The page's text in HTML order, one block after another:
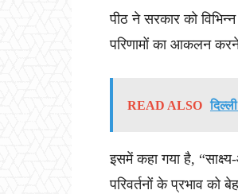
पीठ ने सरकार को
परिणामों का आकलन
READ ALSO
इसमें कहा गया है,
परिवर्तनों के प्रभाव को